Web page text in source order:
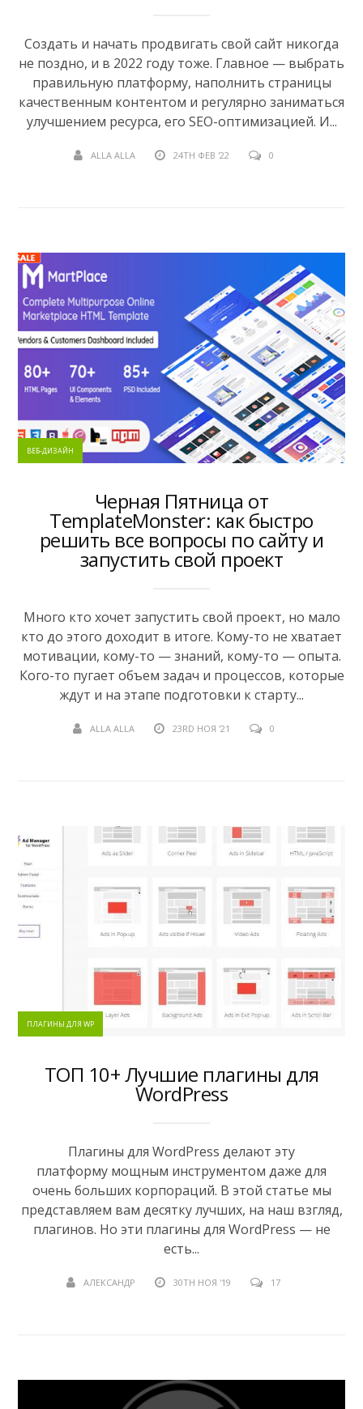
Создать и начать продвигать свой сайт никогда
не поздно, и в 2022 году тоже. Главное — выбрать
правильную платформу, наполнить страницы
качественным контентом и регулярно заниматься
улучшением ресурса, его SEO-оптимизацией. И...
ALLA ALLA 24TH ФЕВ '22 0
ВЕБ-ДИЗАЙН
Черная Пятница от
TemplateMonster: как быстро
решить все вопросы по сайту и
запустить свой проект
Много кто хочет запустить свой проект, но мало
кто до этого доходит в итоге. Кому-то не хватает
мотивации, кому-то — знаний, кому-то — опыта.
Кого-то пугает объем задач и процессов, которые
ждут и на этапе подготовки к старту...
ALLA ALLA 23RD НОЯ '21 0
ПЛАГИНЫ ДЛЯ WP
ТОП 10+ Лучшие плагины для
WordPress
Плагины для WordPress делают эту
платформу мощным инструментом даже для
очень больших корпораций. В этой статье мы
представляем вам десятку лучших, на наш взгляд,
плагинов. Но эти плагины для WordPress — не
есть...
АЛЕКСАНДР 30TH НОЯ '19 17